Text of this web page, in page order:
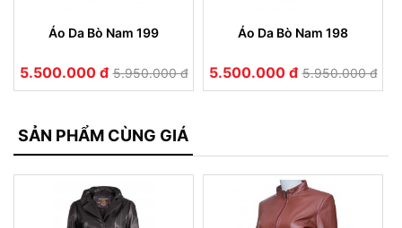
Áo Da Bò Nam 199
5.500.000 đ 5.950.000 đ
Áo Da Bò Nam 198
5.500.000 đ 5.950.000 đ
SẢN PHẨM CÙNG GIÁ